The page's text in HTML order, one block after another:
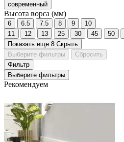
современный
Высота ворса (мм)
6 6.5 7.5 8 9
10
11
12 13 25 30 45 50
Показать еще 8 Скрыть
Выберите фильтры
Сбросить
Фильтр
Выберите фильтры
Рекомендуем